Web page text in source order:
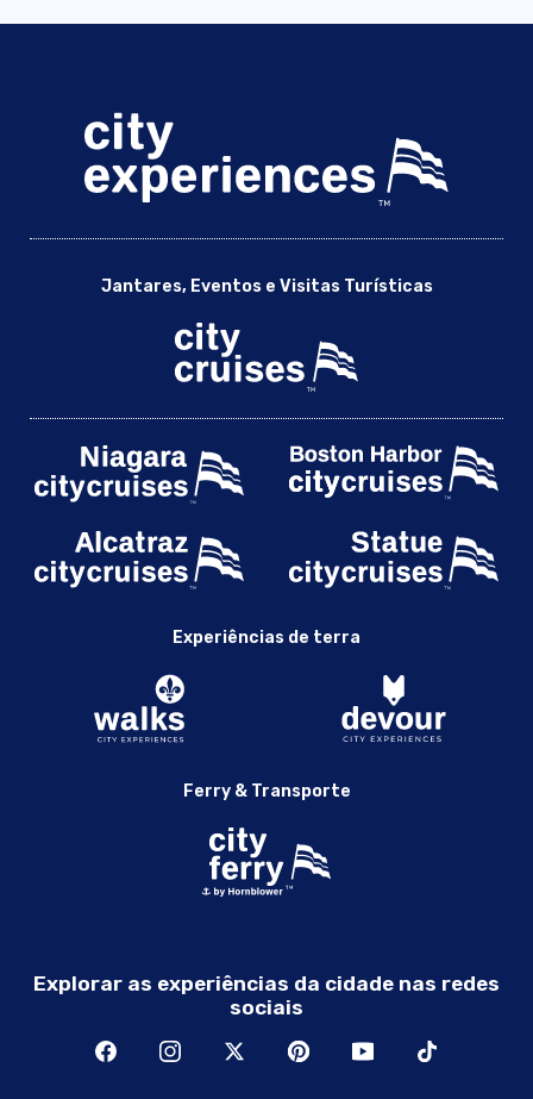
Jantares, Eventos e Visitas Turísticas
Experiências de terra
Ferry & Transporte
Explorar as experiências da cidade nas redes
sociais